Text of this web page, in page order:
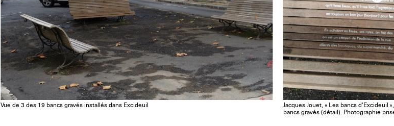
Vue de 3 des 19 bancs gravés installés dans Excideuil
Jacques Jouet, « Les bancs d'Excideuil
bancs gravés (détail). Photographie